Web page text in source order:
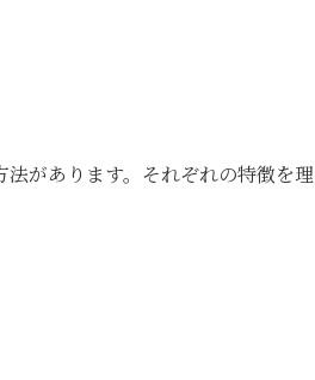
があります。それぞれの特徴を理